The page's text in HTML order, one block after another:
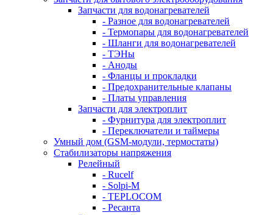
Запчасти для водонагревателей
- Разное для водонагревателей
- Термопары для водонагревателей
- Шланги для водонагревателей
- ТЭНы
- Аноды
- Фланцы и прокладки
- Предохранительные клапаны
- Платы управления
Запчасти для электроплит
- Фурнитура для электроплит
- Переключатели и таймеры
Умный дом (GSM-модули, термостаты)
Cтабилизаторы напряжения
Релейный
- Rucelf
- Solpi-M
- TEPLOCOM
- Ресанта